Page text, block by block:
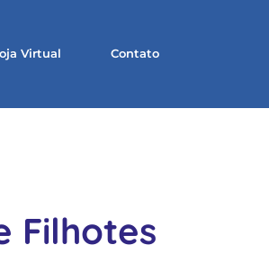
Virtual Contato
Filhotes